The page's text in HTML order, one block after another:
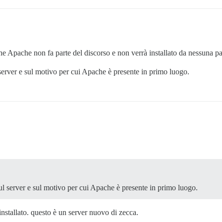
Apache non fa parte del discorso e non verrà installato da nessuna
e sul motivo per cui Apache è presente in primo luogo.
e sul motivo per cui Apache è presente in primo luogo.
questo è un server nuovo di zecca.